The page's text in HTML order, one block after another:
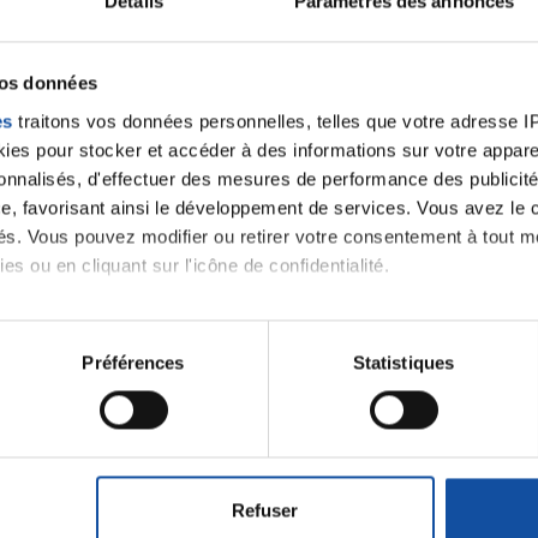
données
traitons vos données personnelles, telles que votre adresse
pour stocker et accéder à des informations sur votre
d'effectuer des mesures de performance des
favorisant ainsi le développement de services. Vous avez le
Vous pouvez modifier ou retirer votre consentement à tout
ou en cliquant sur l'icône de confidentialité.
également :
sur votre localisation géographique qui peuvent être
de vos données personnelles et définir vos
ou retirer votre consentement à tout moment à partir de la
Préférences Statistiques
Refuser
Thématiques
et des voies respiratoires